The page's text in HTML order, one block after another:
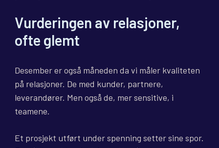
Vurderingen av relasjoner,
ofte glemt
Desember er også måneden da vi måler kvaliteten
på relasjoner. De med kunder, partnere,
leverandører. Men også de, mer sensitive, i
teamene.
Et prosjekt utført under spenning setter sine spor.